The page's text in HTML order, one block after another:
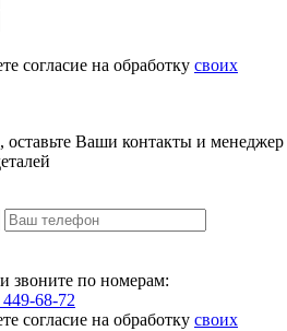
согласие на обработку своих
оставьте Ваши контакты и менеджер
звоните по номерам:
68-72
согласие на обработку своих